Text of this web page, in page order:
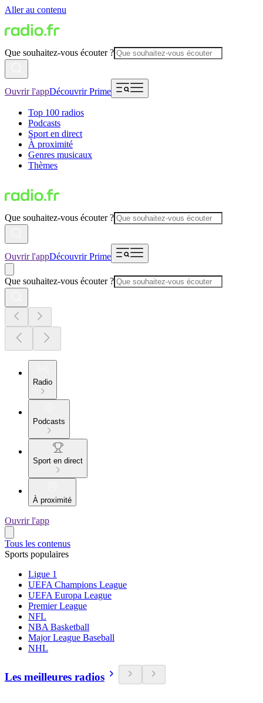
Aller au contenu
Que souhaitez-vous écouter ?
Ouvrir l'appDécouvrir Prime
Top 100 radios
Podcasts
Sport en direct
À proximité
Genres musicaux
Thèmes
Que souhaitez-vous écouter ?
Ouvrir l'appDécouvrir Prime
Que souhaitez-vous écouter ?
Radio
Podcasts
Sport en direct
À proximité
Ouvrir l'app
Tous les contenus
Sports populaires
Ligue 1
UEFA Champions League
UEFA Europa League
Premier League
NFL
NBA Basketball
Major League Baseball
NHL
Les meilleures radios